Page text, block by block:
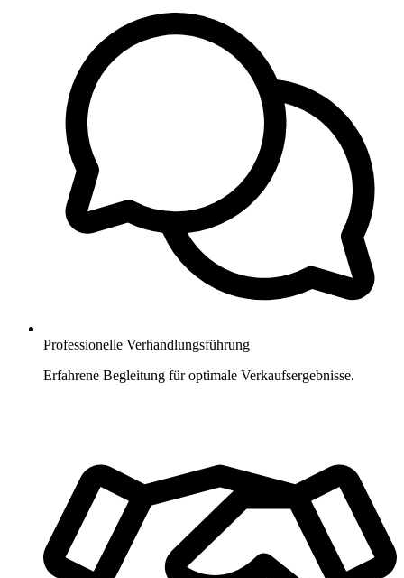
Professionelle Verhandlungsführung
Erfahrene Begleitung für optimale Verkaufsergebnisse.